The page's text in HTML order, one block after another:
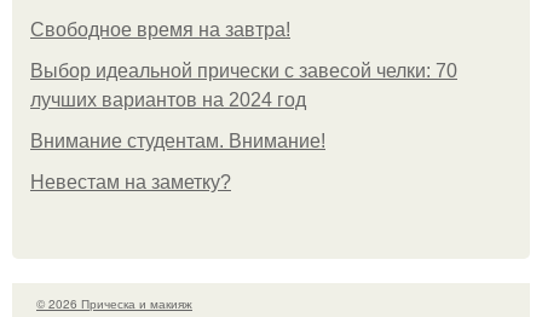
Свободное время на завтра!
Выбор идеальной прически с завесой челки: 70
лучших вариантов на 2024 год
Внимание студентам. Внимание!
Невестам на заметку?
© 2026 Прическа и макияж